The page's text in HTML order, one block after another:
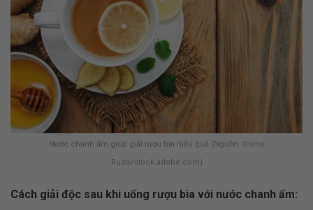
Nước chanh ấm giúp giải rượu bia hiệu quả (Nguồn: Olena
Rudo/stock.adobe.com)
Cách giải độc sau khi uống rượu bia với nước chanh ấm: